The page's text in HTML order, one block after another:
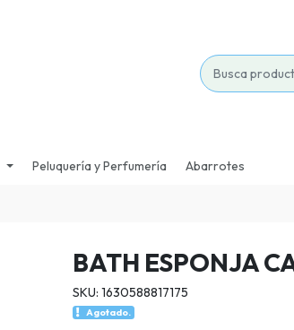
Peluquería y Perfumería Abarrotes
BATH ESPONJA
SKU: 1630588817175
Agotado.